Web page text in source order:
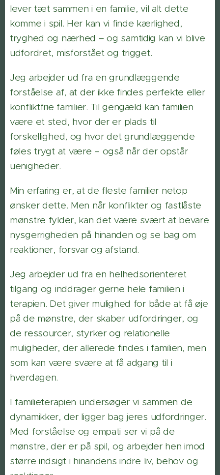
lever tæt sammen i en familie, vil alt dette
komme i spil. Her kan vi finde kærlighed,
tryghed og nærhed – og samtidig kan vi blive
udfordret, misforstået og trigget.
Jeg arbejder ud fra en grundlæggende
forståelse af, at der ikke findes perfekte eller
konfliktfrie familier. Til gengæld kan familien
være et sted, hvor der er plads til
forskellighed, og hvor det grundlæggende
føles trygt at være – også når der opstår
uenigheder.
Min erfaring er, at de fleste familier netop
ønsker dette. Men når konflikter og fastlåste
mønstre fylder, kan det være svært at bevare
nysgerrigheden på hinanden og se bag om
reaktioner, forsvar og afstand.
Jeg arbejder ud fra en helhedsorienteret
tilgang og inddrager gerne hele familien i
terapien. Det giver mulighed for både at få øje
på de mønstre, der skaber udfordringer, og
de ressourcer, styrker og relationelle
muligheder, der allerede findes i familien, men
som kan være svære at få adgang til i
hverdagen.
I familieterapien undersøger vi sammen de
dynamikker, der ligger bag jeres udfordringer.
Med forståelse og empati ser vi på de
mønstre, der er på spil, og arbejder hen imod
større indsigt i hinandens indre liv, behov og